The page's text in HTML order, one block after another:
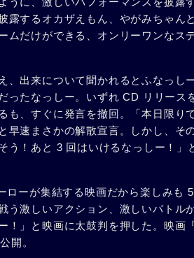
露するオカザえもん、やがみちゃん
ムだけができる、オンリーワンなス
、出来について聞かれるとふなっし
ったなっしー。いずれ CD リリース
も、すぐに発言を撤回。「本日限り
早速まさかの解散宣言。しかし、そ
う！あと 3 回はいけるなっしー！
ローが集結する映画だから楽しみも
う激しいアクション、激しいバトル
！」と映画に太鼓判を押した。映画
開。